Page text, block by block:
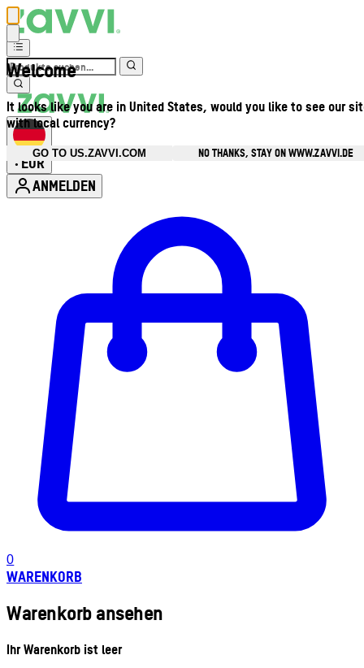
Welcome
It looks like you are in United States, would you like to see our
with local currency?
GO TO US.ZAVVI.COM
NO THANKS, STAY ON WWW.ZAVVI.DE
• EUR
ANMELDEN
0
WARENKORB
Warenkorb ansehen
Ihr Warenkorb ist leer